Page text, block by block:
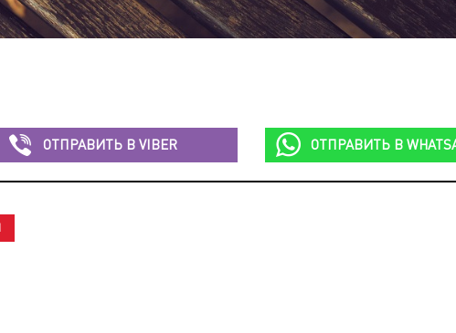
ОТПРАВИТЬ В VIBER ОТПРАВИТЬ В